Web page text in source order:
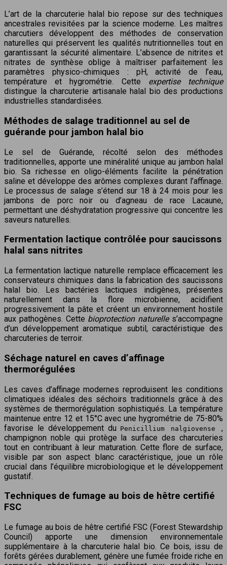
L’art de la charcuterie halal bio repose sur des techniques
ancestrales revisitées par la science moderne. Les maîtres
charcutiers développent des méthodes de conservation
naturelles qui préservent les qualités nutritionnelles tout en
garantissant la sécurité alimentaire. L’absence de nitrites et
nitrates de synthèse oblige à maîtriser parfaitement les
paramètres physico-chimiques : pH, activité de l’eau,
température et hygrométrie. Cette expertise technique
distingue la charcuterie artisanale halal bio des productions
industrielles standardisées.
Méthodes de salage traditionnel au sel de
guérande pour jambon halal bio
Le sel de Guérande, récolté selon des méthodes
traditionnelles, apporte une minéralité unique au jambon halal
bio. Sa richesse en oligo-éléments facilite la pénétration
saline et développe des arômes complexes durant l’affinage.
Le processus de salage s’étend sur 18 à 24 mois pour les
jambons de porc noir ou d’agneau de race Lacaune,
permettant une déshydratation progressive qui concentre les
saveurs naturelles.
Fermentation lactique contrôlée pour saucissons
halal sans nitrites
La fermentation lactique naturelle remplace efficacement les
conservateurs chimiques dans la fabrication des saucissons
halal bio. Les bactéries lactiques indigènes, présentes
naturellement dans la flore microbienne, acidifient
progressivement la pâte et créent un environnement hostile
aux pathogènes. Cette bioprotection naturelle s’accompagne
d’un développement aromatique subtil, caractéristique des
charcuteries de terroir.
Séchage naturel en caves d’affinage
thermorégulées
Les caves d’affinage modernes reproduisent les conditions
climatiques idéales des séchoirs traditionnels grâce à des
systèmes de thermorégulation sophistiqués. La température
maintenue entre 12 et 15°C avec une hygrométrie de 75-80%
favorise le développement du Penicillium nalgiovense,
champignon noble qui protège la surface des charcuteries
tout en contribuant à leur maturation. Cette flore de surface,
visible par son aspect blanc caractéristique, joue un rôle
crucial dans l’équilibre microbiologique et le développement
gustatif.
Techniques de fumage au bois de hêtre certifié
FSC
Le fumage au bois de hêtre certifié FSC (Forest Stewardship
Council) apporte une dimension environnementale
supplémentaire à la charcuterie halal bio. Ce bois, issu de
forêts gérées durablement, génère une fumée froide riche en